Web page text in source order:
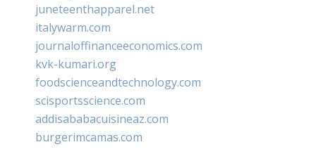
juneteenthapparel.net
italywarm.com
journaloffinanceeconomics.com
kvk-kumari.org
foodscienceandtechnology.com
scisportsscience.com
addisababacuisineaz.com
burgerimcamas.com